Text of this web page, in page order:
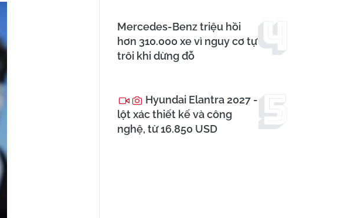
Mercedes-Benz triệu hồi
hơn 310.000 xe vì nguy cơ tự
trôi khi dừng đỗ
Hyundai Elantra 2027 -
lột xác thiết kế và công
nghệ, từ 16.850 USD